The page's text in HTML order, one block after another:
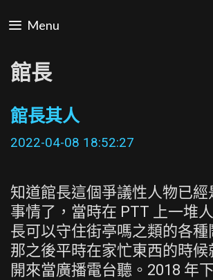
to
Menu
館長
館長其人
2022-04-08 18:52:27
知道館長這個爭議性人物已經
事情了，當時在 PTT 上一堆
長可以守住街亭嗎之類的各種
那之後平時在家忙東西的時候
開來當廣播電台聽。2018 年